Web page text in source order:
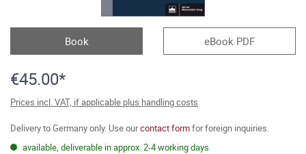
Book eBook PDF
€45.00*
Prices incl. VAT, if applicable plus handling costs
Delivery to Germany only. Use ourcontact formfor foreign inquiries.
available, deliverable in approx. 2-4 working days